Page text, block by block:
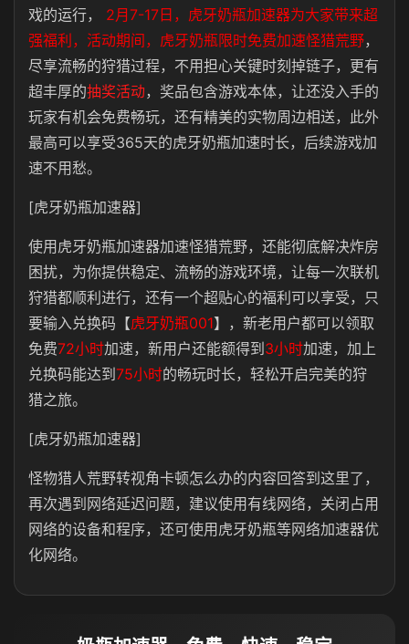
戏的运行，
2月7-17日，虎牙奶瓶加速器为大家带来超
强福利，活动期间，虎牙奶瓶限时免费加速怪猎荒野，
尽享流畅的狩猎过程，不用担心关键时刻掉链子，更有
超丰厚的抽奖活动，奖品包含游戏本体，让还没入手的
玩家有机会免费畅玩，还有精美的实物周边相送，此外
最高可以享受365天的虎牙奶瓶加速时长，后续游戏加
速不用愁。
[虎牙奶瓶加速器]
使用虎牙奶瓶加速器加速怪猎荒野，还能彻底解决炸房
困扰，为你提供稳定、流畅的游戏环境，让每一次联机
狩猎都顺利进行，还有一个超贴心的福利可以享受，只
要输入兑换码【虎牙奶瓶001】，新老用户都可以领取
免费72小时加速，新用户还能额得到 3小时加速，加上
兑换码能达到 75小时的畅玩时长，轻松开启完美的狩
猎之旅。
[虎牙奶瓶加速器]
怪物猎人荒野转视角卡顿怎么办的内容回答到这里了，
再次遇到网络延迟问题，建议使用有线网络，关闭占用
网络的设备和程序，还可使用虎牙奶瓶等网络加速器优
化网络。